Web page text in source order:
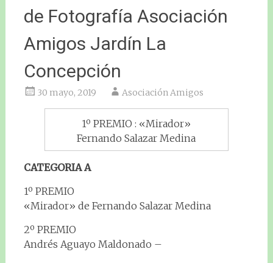
de Fotografía Asociación
Amigos Jardín La
Concepción
30 mayo, 2019 Asociación Amigos
1º PREMIO : «Mirador»
Fernando Salazar Medina
CATEGORIA A
1º PREMIO
«Mirador» de Fernando Salazar Medina
2º PREMIO
Andrés Aguayo Maldonado –